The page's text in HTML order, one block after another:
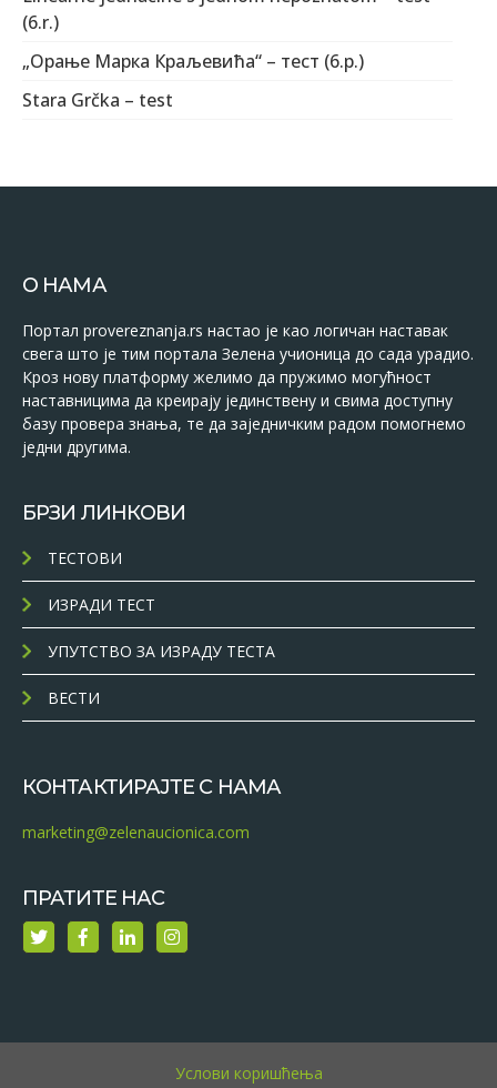
(6.r.)
„Орање Марка Краљевића“ – тест (6.р.)
Stara Grčka – test
О НАМА
Портал provereznanja.rs настао је као логичан наставак
свега што је тим портала Зелена учионица до сада урадио.
Кроз нову платформу желимо да пружимо могућност
наставницима да креирају јединствену и свима доступну
базу провера знања, те да заједничким радом помогнемо
једни другима.
БРЗИ ЛИНКОВИ
ТЕСТОВИ
ИЗРАДИ ТЕСТ
УПУТСТВО ЗА ИЗРАДУ ТЕСТА
ВЕСТИ
КОНТАКТИРАЈТЕ С НАМА
marketing@zelenaucionica.com
ПРАТИТЕ НАС
Услови коришћења